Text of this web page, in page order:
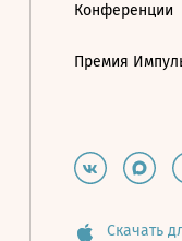
Конференции
Премия
Скачать